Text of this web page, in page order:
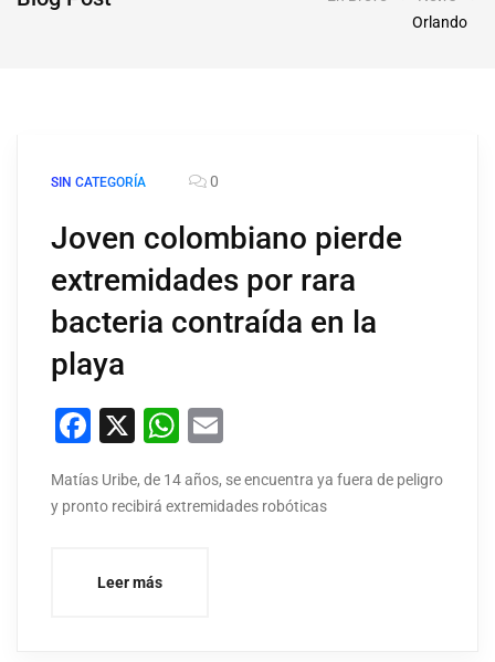
Orlando
SIN CATEGORÍA 0
Joven colombiano pierde
extremidades por rara
bacteria contraída en la
playa
Facebook
X WhatsApp
Matías Uribe, de 14 años, se encuentra ya fuera de peligro
y pronto recibirá extremidades robóticas
Leer más